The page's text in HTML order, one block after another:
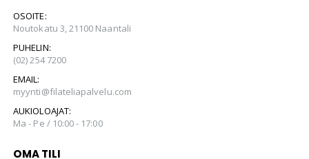
OSOITE:
Noutokatu 3, 21100 Naantali
PUHELIN:
(02) 254 7200
EMAIL:
myynti@filateliapalvelu.com
AUKIOLOAJAT:
Ma - Pe / 10:00 - 17:00
OMA TILI